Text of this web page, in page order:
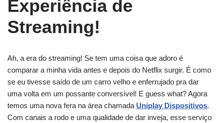
Experiência de
Streaming!
Ah, a era do streaming! Se tem uma coisa que adoro é
comparar a minha vida antes e depois do Netflix surgir. É como
se eu tivesse saído de um carro velho e enferrujado pra dar
uma volta em um possante conversível! E guess what? Agora
temos uma nova fera na área chamada Uniplay Dispositivos.
Com canais a rodo e uma qualidade de dar inveja, esse serviço